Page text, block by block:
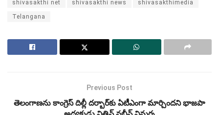
shivasakthi net shivasakthi news shivasakthimedia
Telangana
Previous Post
తెలంగాణను కాంగ్రెస్‌ దిల్లీ దర్బార్‌కు ఏటీఎంగా మార్చిందని భాజపా